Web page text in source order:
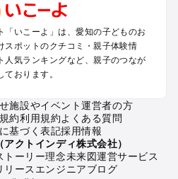
務原・尾張のプールお出かけ
多）のプールお出かけ
ット
「いこーよ」は、愛知の子どものお
スポットのクチコミ・親子体験情
人気ランキングなど、親子のつなが
おります。
施設やイベント運営者の方
約利用規約よくある質問
基づく表記採用情報
クトインディ株式会社）
トーリー理念未来図運営サービス
リース エンジニアブログ